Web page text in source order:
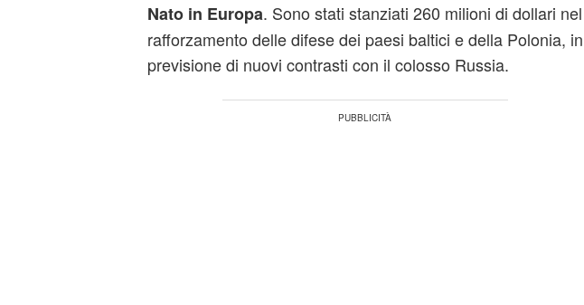
Nato in Europa. Sono stati stanziati 260 milioni di dollari nel
rafforzamento delle difese dei paesi baltici e della Polonia, in
previsione di nuovi contrasti con il colosso Russia.